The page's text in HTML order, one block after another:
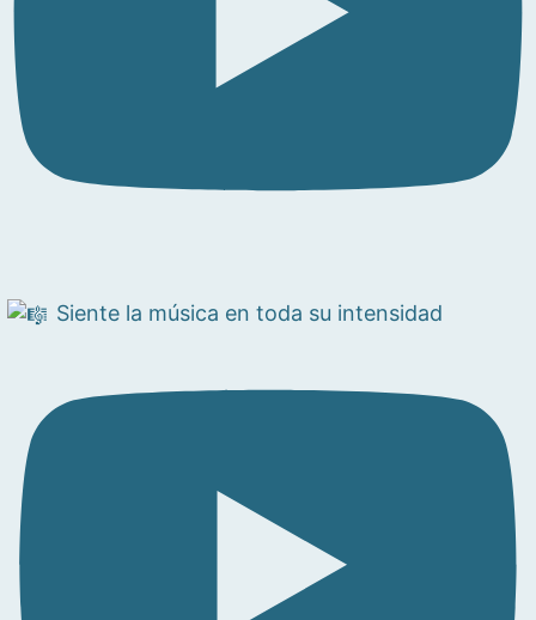
Siente la música en toda su intensidad